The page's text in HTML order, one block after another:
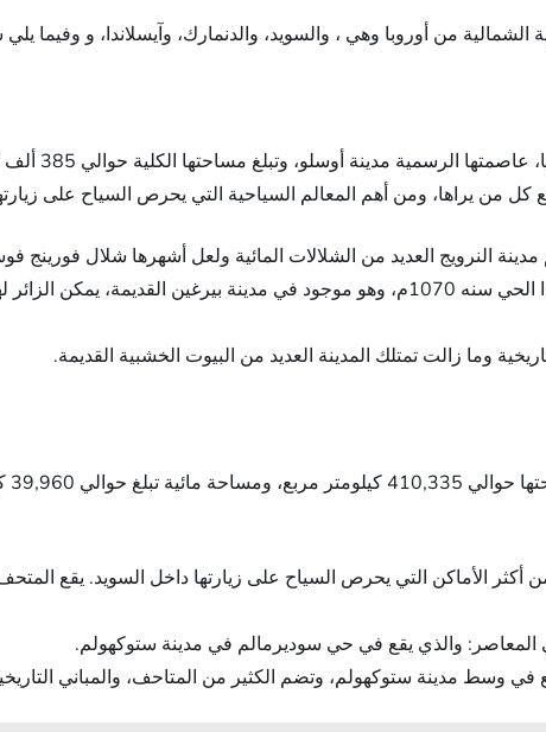
من أوروبا وهي ، والسويد، والدنمارك، وآيسلاندا، و وفيما
تقع دولة
كل من يراها، ومن أهم المعالم السياحية التي يحرص السياح على
النرويج العديد من الشلالات المائية ولعل أشهرها شلال فورينج
حي بيريغين: تم تأسيس هذا الحي سنه 1070م، وهو موجود في مدينة
وما زالت تمتلك المدينة العديد من البيوت الخشبية القديمة.
أكثر الأماكن التي يحرص السياح على زيارتها داخل السويد. يقع
المعاصر: والذي يقع في حي سوديرمالم في مدينة ستوكهولم.
وسط مدينة ستوكهولم، وتضم الكثير من المتاحف، والمباني